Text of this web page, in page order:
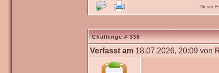
Dieser
Challenge # 336
Verfasst am 18.07.2026, 20:09 von